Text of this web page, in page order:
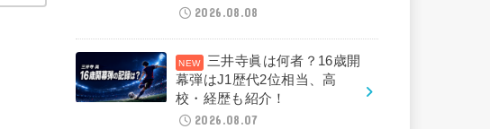
2026.08.08
三井寺眞は何者？16歳開
幕弾はJ1歴代2位相当、高
校・経歴も紹介！
2026.08.07